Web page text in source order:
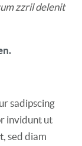
zzril delenit
sadipscing
invidunt ut
sed diam